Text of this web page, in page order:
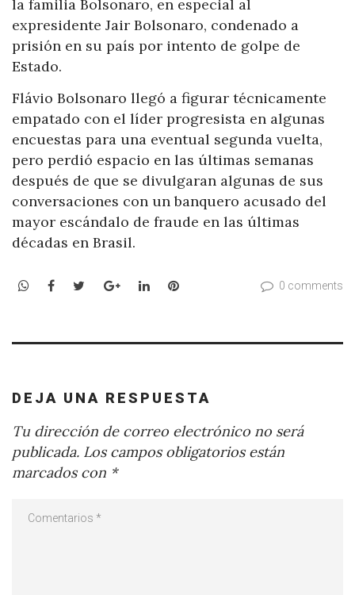
la familia Bolsonaro, en especial al
expresidente Jair Bolsonaro, condenado a
prisión en su país por intento de golpe de
Estado.
Flávio Bolsonaro llegó a figurar técnicamente
empatado con el líder progresista en algunas
encuestas para una eventual segunda vuelta,
pero perdió espacio en las últimas semanas
después de que se divulgaran algunas de sus
conversaciones con un banquero acusado del
mayor escándalo de fraude en las últimas
décadas en Brasil.
WhatsApp
Facebook
TwitterGoogle+LinkedInPinterest 0 comments
DEJA UNA RESPUESTA
Tu dirección de correo electrónico no será
publicada. Los campos obligatorios están
marcados con *